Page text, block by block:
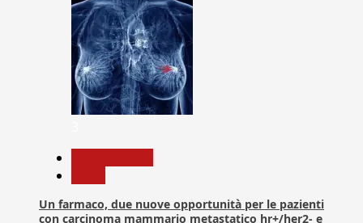
Un farmaco, due nuove opportunità per le pazienti
con carcinoma mammario metastatico hr+/her2- e